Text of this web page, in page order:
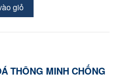
giỏ
THÔNG MINH CHỐNG